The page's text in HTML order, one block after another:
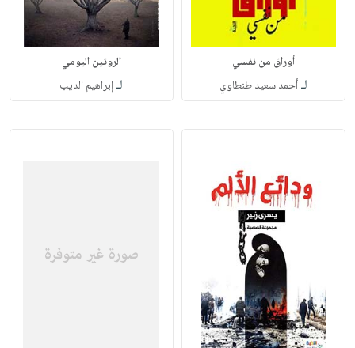
أوراق من نفسي
لـأحمد سعيد طنطاوي
الروتين اليومي
لـإبراهيم الديب